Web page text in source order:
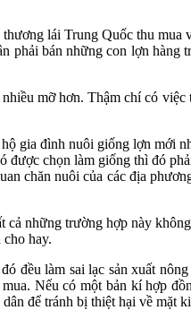
lái Trung Quốc thu
phải bán những con lợn hàng
mỡ hơn. Thậm chí có
gia đình nuôi giống lợn mới
được chọn làm giống thì đó
chăn nuôi của các địa
những trường hợp này
hay.
đều làm sai lạc sản xuất
Nếu có một bản kí hợp
để tránh bị thiệt hại về mặt